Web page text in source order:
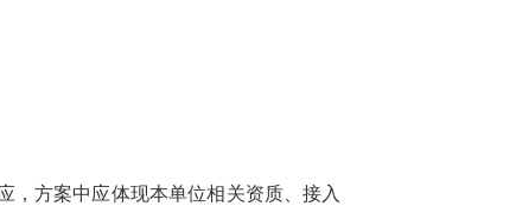
，方案中应体现本单位相关资质、接入